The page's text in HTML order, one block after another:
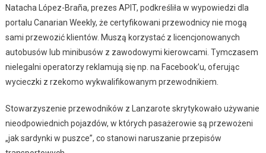
Natacha López-Braña, prezes APIT, podkreśliła w wypowiedzi dla
portalu Canarian Weekly, że certyfikowani przewodnicy nie mogą
sami przewozić klientów. Muszą korzystać z licencjonowanych
autobusów lub minibusów z zawodowymi kierowcami. Tymczasem
nielegalni operatorzy reklamują się np. na Facebook’u, oferując
wycieczki z rzekomo wykwalifikowanym przewodnikiem.
Stowarzyszenie przewodników z Lanzarote skrytykowało używanie
nieodpowiednich pojazdów, w których pasażerowie są przewożeni
„jak sardynki w puszce”, co stanowi naruszanie przepisów